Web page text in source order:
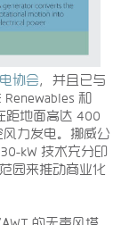
协会，并且已与
和
距地面高达 400
力发电。挪威公
kW 技术充分印
园来推动商业化